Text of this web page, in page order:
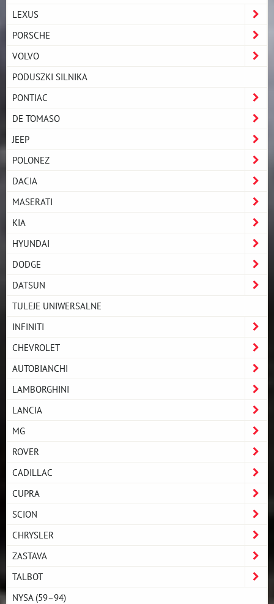
LEXUS
PORSCHE
VOLVO
PODUSZKI SILNIKA
PONTIAC
DE TOMASO
JEEP
POLONEZ
DACIA
MASERATI
KIA
HYUNDAI
DODGE
DATSUN
TULEJE UNIWERSALNE
INFINITI
CHEVROLET
AUTOBIANCHI
LAMBORGHINI
LANCIA
MG
ROVER
CADILLAC
CUPRA
SCION
CHRYSLER
ZASTAVA
TALBOT
NYSA (59–94)